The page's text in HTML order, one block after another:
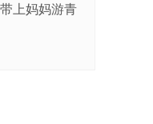
上妈妈游青